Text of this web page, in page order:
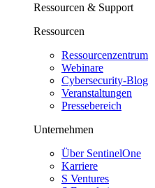
Ressourcen & Support
Ressourcen
Ressourcenzentrum
Webinare
Cybersecurity-Blog
Veranstaltungen
Pressebereich
Unternehmen
Über SentinelOne
Karriere
S Ventures